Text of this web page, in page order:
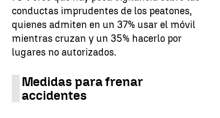
conductas imprudentes de los peatones,
quienes admiten en un 37% usar el móvil
mientras cruzan y un 35% hacerlo por
lugares no autorizados.
Medidas para frenar
accidentes